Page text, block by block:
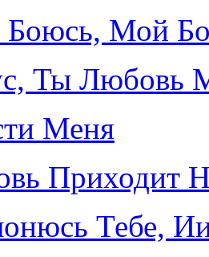
Мой
Ты Любовь
Меня
Приходит
Тебе,